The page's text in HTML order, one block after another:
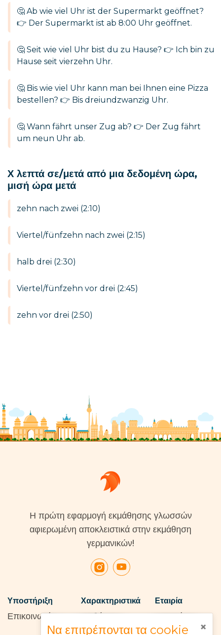
🤔 Ab wie viel Uhr ist der Supermarkt geöffnet?
👉 Der Supermarkt ist ab 8:00 Uhr geöffnet.
🤔 Seit wie viel Uhr bist du zu Hause? 👉 Ich bin zu
Hause seit vierzehn Uhr.
🤔 Bis wie viel Uhr kann man bei Ihnen eine Pizza
bestellen? 👉 Bis dreiundzwanzig Uhr.
🤔 Wann fährt unser Zug ab? 👉 Der Zug fährt
um neun Uhr ab.
Χ λεπτά σε/μετά από μια δεδομένη ώρα,
μισή ώρα μετά
zehn nach zwei (2:10)
Viertel/fünfzehn nach zwei (2:15)
halb drei (2:30)
Viertel/fünfzehn vor drei (2:45)
zehn vor drei (2:50)
Να επιτρέπονται τα cookie ×
Η πρώτη εφαρμογή εκμάθησης γλωσσών
αφιερωμένη αποκλειστικά στην εκμάθηση
γερμανικών!
Υποστήριξη
Επικοινωνία
Χαρακτηριστικά
Μαθήματα
Wiki
Εταιρία
Σχετικά με
Αποτύπωμα